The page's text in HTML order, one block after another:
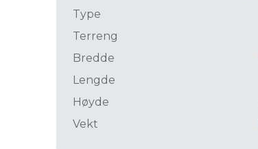
Type
Terreng
Bredde
Lengde
Høyde
Vekt